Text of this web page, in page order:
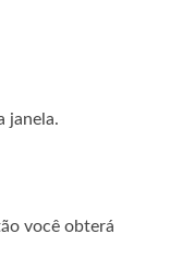
janela.
você obterá